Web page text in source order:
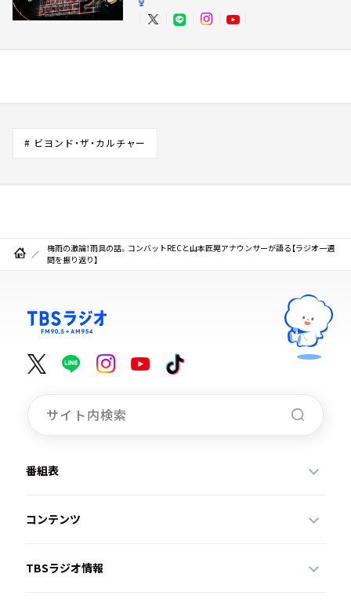
# ビヨンド・ザ・カルチャー
梅雨の激論！雨具の話。コンバットRECと山本匠晃アナウンサーが語る【ラジオ一週
間を振り返り】
番組表
コンテンツ
TBSラジオ情報